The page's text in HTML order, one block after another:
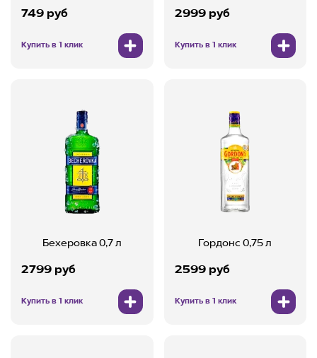
749 руб
Купить в 1 клик
2999 руб
Купить в 1 клик
Бехеровка 0,7 л
2799 руб
Купить в 1 клик
Гордонс 0,75 л
2599 руб
Купить в 1 клик